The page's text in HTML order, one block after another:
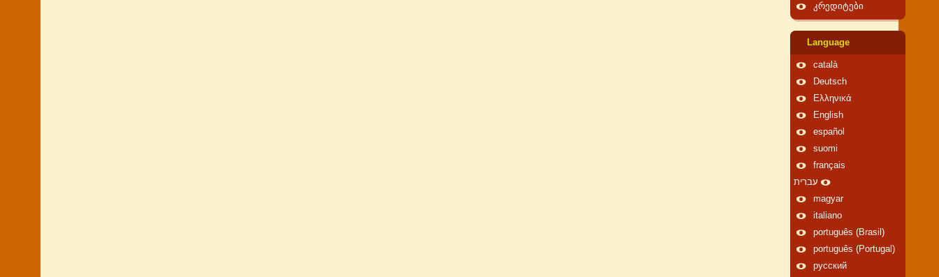
კრედიტები
Language
català
Deutsch
Ελληνικά
English
español
suomi
français
עברית
magyar
italiano
português (Brasil)
português (Portugal)
русский